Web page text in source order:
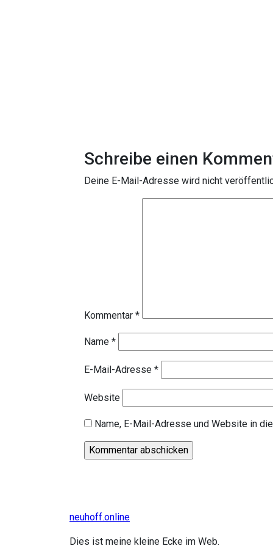
Schreibe einen
Deine E-Mail-Adresse wird nicht
Kommentar *
Name *
E-Mail-Adresse *
Website
Name, E-Mail-Adresse und Website in
neuhoff.online
Dies ist meine kleine Ecke im Web.